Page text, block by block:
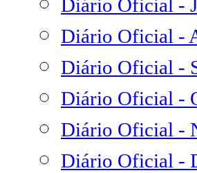
Diário Oficial -
Diário Oficial -
Diário Oficial -
Diário Oficial -
Diário Oficial -
Diário Oficial -